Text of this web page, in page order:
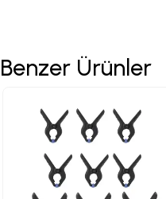
Benzer Ürünler